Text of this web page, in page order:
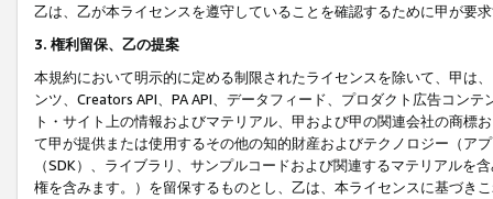
乙は、乙が本ライセンスを遵守していることを確認するために甲が要
3. 権利留保、乙の提案
本規約において明示的に定める制限されたライセンスを除いて、甲は
ンツ、Creators API、PA API、データフィード、プロダクト広告コン
ト・サイト上の情報およびマテリアル、甲および甲の関連会社の商
て甲が提供または使用するその他の知的財産およびテクノロジー（ア
（SDK）、ライブラリ、サンプルコードおよび関連するマテリアル
権を含みます。）を留保するものとし、乙は、本ライセンスに基づき